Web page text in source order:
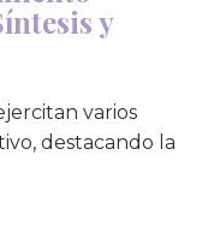
y
varios
destacando la